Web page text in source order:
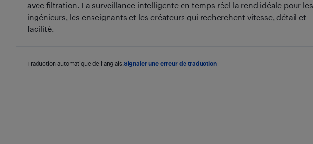
avec filtration. La surveillance intelligente en temps réel la rend idéale pour les
ingénieurs, les enseignants et les créateurs qui recherchent vitesse, détail et
facilité.
Traduction automatique de l'anglais. Signaler une erreur de traduction